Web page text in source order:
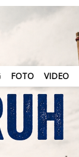
FOTO VIDEO